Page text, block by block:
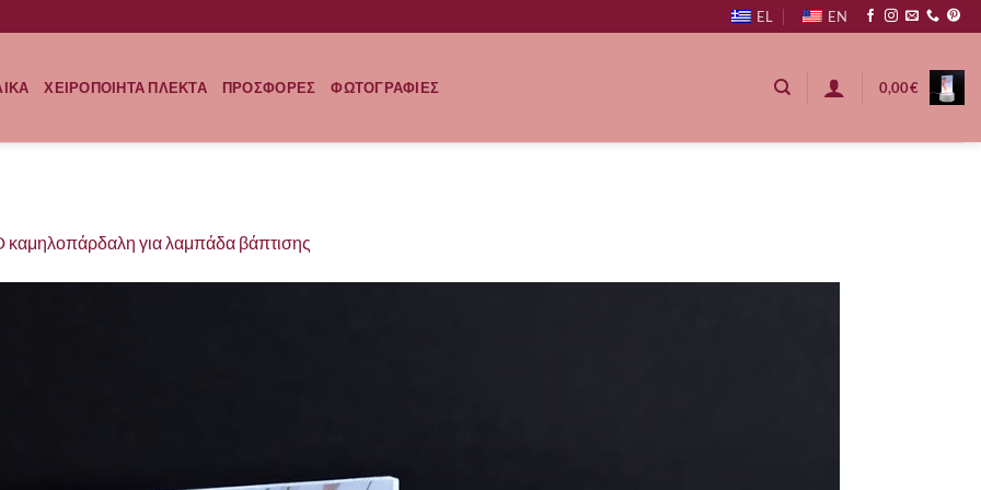
EL EN
ΧΕΙΡΟΠΟΙΗΤΑ ΠΛΕΚΤΑ ΠΡΟΣΦΟΡΕΣ ΦΩΤΟΓΡΑΦΙΕΣ 0,00€
καμηλοπάρδαλη για λαμπάδα βάπτισης